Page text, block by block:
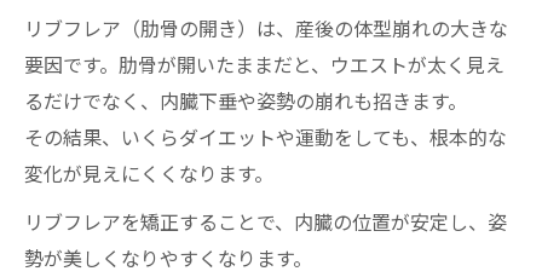
リブフレア（肋骨の開き）は、産後の体型崩れの大きな
要因です。肋骨が開いたままだと、ウエストが太く見え
るだけでなく、内臓下垂や姿勢の崩れも招きます。
その結果、いくらダイエットや運動をしても、根本的な
変化が見えにくくなります。
リブフレアを矯正することで、内臓の位置が安定し、姿
勢が美しくなりやすくなります。